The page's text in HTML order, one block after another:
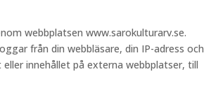
webbplatsen www.sarokulturarv.se.
från din webbläsare, din IP-adress och
innehållet på externa webbplatser, till